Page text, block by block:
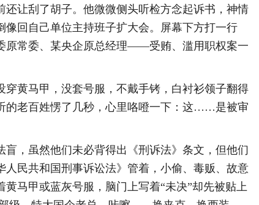
还让刮了胡子。他微微侧头听检方念起诉书，神情
像回自己单位主持班子扩大会。屏幕下方打一行
原常委、某央企原总经理——受贿、滥用职权案一
黄马甲，没套号服，不戴手铐，白衬衫领子翻得
的老百姓愣了几秒，心里咯噔一下：这……是被审
盲，虽然他们未必背得出《刑诉法》条文，但他们
民共和国刑事诉讼法》管着，小偷、毒贩、故意
马甲或蓝灰号服，脑门上写着“未决”却先被贴上